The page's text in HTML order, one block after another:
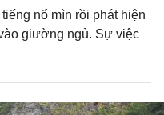
nổ mìn rồi phát hiện
giường ngủ. Sự việc